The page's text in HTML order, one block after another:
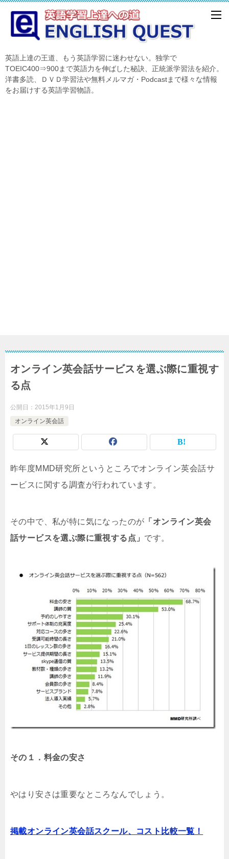
英語上達の王道、もう英語学習に迷わせない。独学で
TOEIC400⇒900まで英語力を伸ばした秘訣、正統派学習法を紹介。
洋書多読、ＤＶＤ学習法や無料メルマガ・Podcastまで様々な情報
をお届けする英語学習物語。
オンライン英会話サービスを選ぶ際に重視す
る点
公開日： 2015年1月9日
オンライン英会話
昨年度MMD研究所というところでオンライン英会話サ
ービスに関する調査が行われています。
その中で、私が特に気になったのが 「オンライン英会
話サービスを選ぶ際に重視する点」 です。
その１．料金の安さ
やはり安さは重要なところなんでしょう。
掲載オンライン英会話スクール、コスト比較一覧！